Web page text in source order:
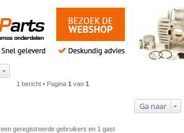
1 bericht • Pagina 1 van 1
Ga naar
geregistreerde gebruikers en 1 gast